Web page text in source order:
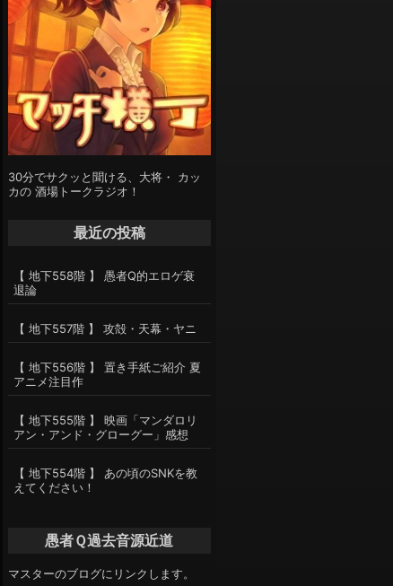
30分でサクッと聞ける、大将・ カッ
カの 酒場トークラジオ！
最近の投稿
【 地下558階 】 愚者Q的エロゲ衰
退論
【 地下557階 】 攻殻・天幕・ヤニ
【 地下556階 】 置き手紙ご紹介 夏
アニメ注目作
【 地下555階 】 映画「マンダロリ
アン・アンド・グローグー」感想
【 地下554階 】 あの頃のSNKを教
えてください！
愚者Ｑ過去音源近道
マスターのブログにリンクします。